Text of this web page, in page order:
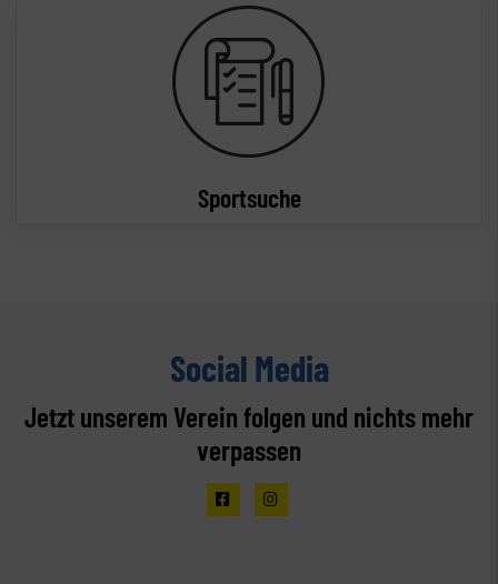
Sportsuche
Social Media
Jetzt unserem Verein folgen und nichts mehr
verpassen